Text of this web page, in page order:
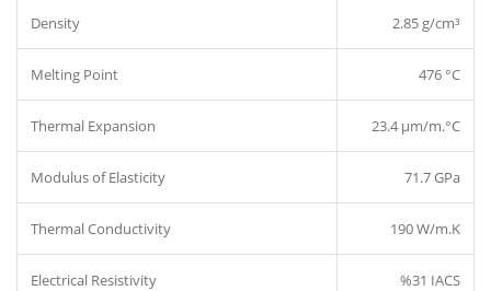
Density 2.85 g/cm³
Melting Point 476 °C
Thermal Expansion 23.4 µm/m.°C
Modulus of Elasticity 71.7 GPa
Thermal Conductivity 190 W/m.K
Electrical Resistivity %31 IACS